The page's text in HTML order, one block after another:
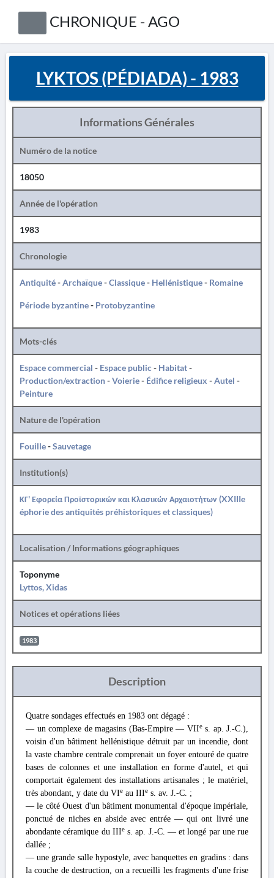
CHRONIQUE - AGO
LYKTOS (PÉDIADA) - 1983
Informations Générales
Numéro de la notice
18050
Année de l'opération
1983
Chronologie
Antiquité-Archaïque-Classique- Hellénistique- Romaine
Période byzantine- Protobyzantine
Mots-clés
Espace commercial - Espace public- Habitat-
Production/extraction-Voierie- Édifice religieux -Autel -
Peinture
Nature de l'opération
Fouille-Sauvetage
Institution(s)
ΚΓ' Εφορεία Προϊστορικών και Κλασικών Αρχαιοτήτων (XXIIIe
éphorie des antiquités préhistoriques et classiques)
Localisation / Informations géographiques
Toponyme
Lyttos, Xidas
Notices et opérations liées
1983
Description
Quatre sondages effectués en 1983 ont dégagé :
— un complexe de magasins (Bas-Empire — VIIes. ap. J.-C.),
voisin d'un bâtiment hellénistique détruit par un incendie, dont
la vaste chambre centrale comprenait un foyer entouré de quatre
bases de colonnes et une installation en forme d'autel, et qui
comportait également des installations artisanales ; le matériel,
très abondant, y date du VIe au IIIe s. av. J.-C. ;
— le côté Ouest d'un bâtiment monumental d'époque impériale,
ponctué de niches en abside avec entrée — qui ont livré une
abondante céramique du IIIes. ap. J.-C. — et longé par une rue
dallée ;
— une grande salle hypostyle, avec banquettes en gradins : dans
la couche de destruction, on a recueilli les fragments d'une frise